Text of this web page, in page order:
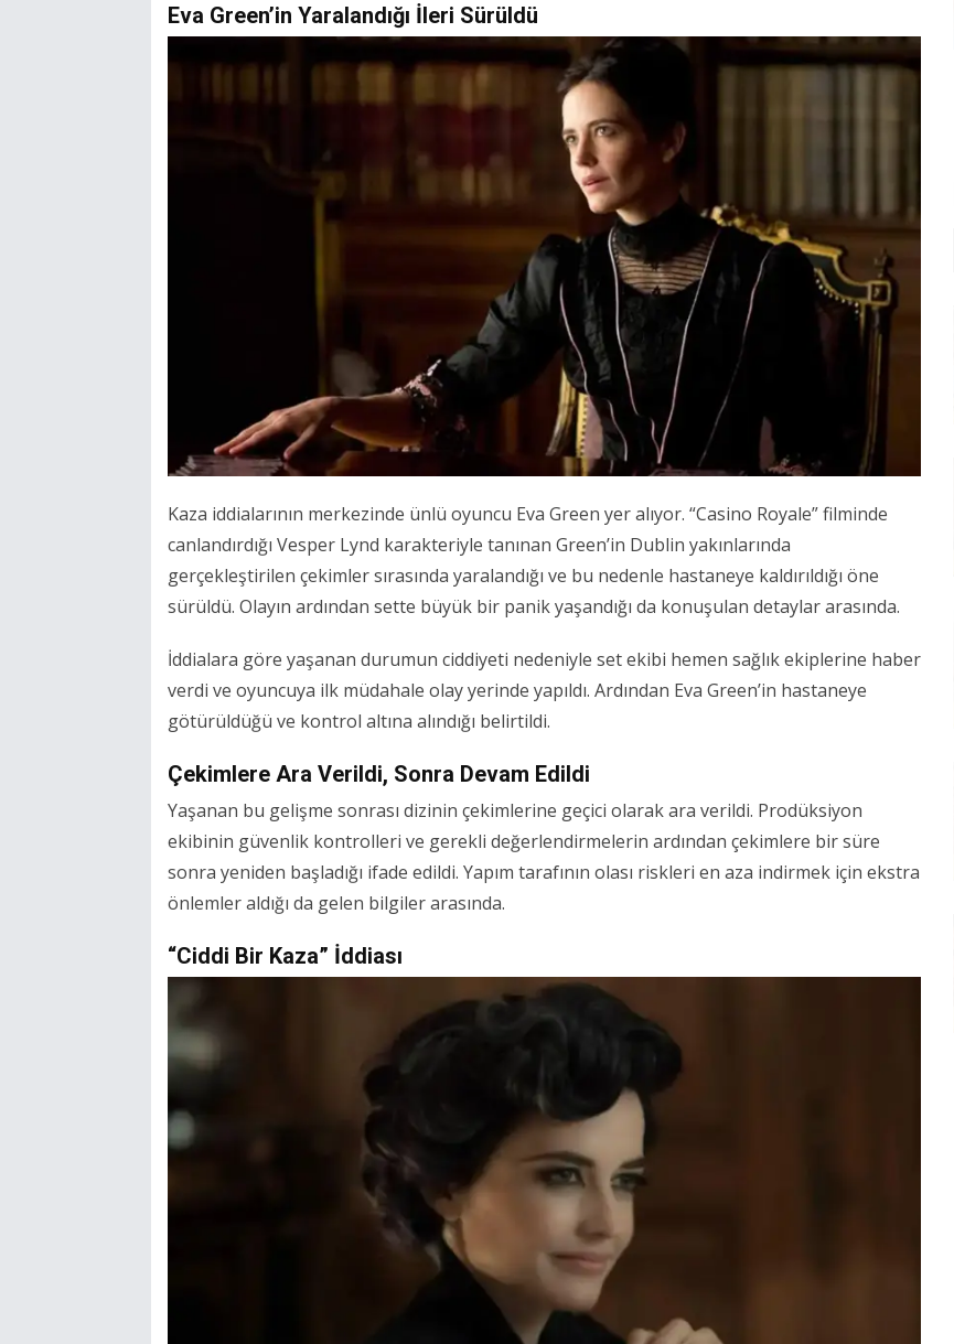
Eva Green’in Yaralandığı İleri Sürüldü
Kaza iddialarının merkezinde ünlü oyuncu Eva Green yer alıyor. “Casino Royale” filminde
canlandırdığı Vesper Lynd karakteriyle tanınan Green’in Dublin yakınlarında
gerçekleştirilen çekimler sırasında yaralandığı ve bu nedenle hastaneye kaldırıldığı öne
sürüldü. Olayın ardından sette büyük bir panik yaşandığı da konuşulan detaylar arasında.
İddialara göre yaşanan durumun ciddiyeti nedeniyle set ekibi hemen sağlık ekiplerine haber
verdi ve oyuncuya ilk müdahale olay yerinde yapıldı. Ardından Eva Green’in hastaneye
götürüldüğü ve kontrol altına alındığı belirtildi.
Çekimlere Ara Verildi, Sonra Devam Edildi
Yaşanan bu gelişme sonrası dizinin çekimlerine geçici olarak ara verildi. Prodüksiyon
ekibinin güvenlik kontrolleri ve gerekli değerlendirmelerin ardından çekimlere bir süre
sonra yeniden başladığı ifade edildi. Yapım tarafının olası riskleri en aza indirmek için ekstra
önlemler aldığı da gelen bilgiler arasında.
“Ciddi Bir Kaza” İddiası